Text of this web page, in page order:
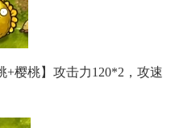
+樱桃】攻击力120*2，攻速